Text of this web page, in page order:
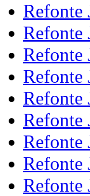
Refonte
Refonte
Refonte
Refonte
Refonte
Refonte
Refonte
Refonte
Refonte